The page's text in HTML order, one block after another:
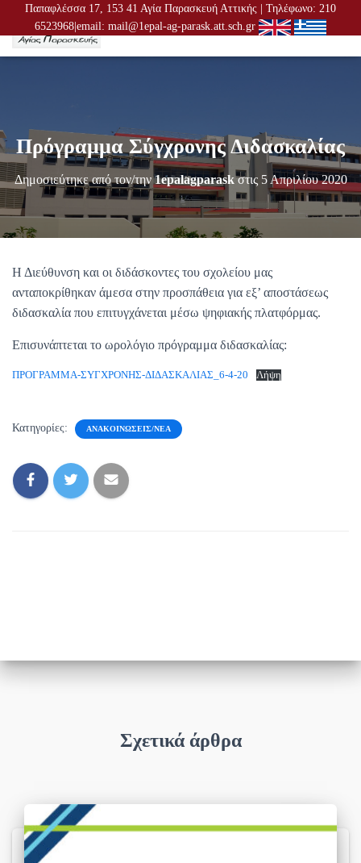
Παπαφλέσσα 17, 153 41 Αγία Παρασκευή Αττικής | Τηλέφωνο: 210
6523968|email: mail@1epal-ag-parask.att.sch.gr
Ν
Ή
Π
Λ
Ο
Η
Πρόγραμμα Σύγχρονης Διδασκαλίας
Δημοσιεύτηκε από τον/την1epalagparaskστις 5 Απριλίου 2020
Η Διεύθυνση και οι διδάσκοντες του σχολείου μας
ανταποκρίθηκαν άμεσα στην προσπάθεια για εξ’ αποστάσεως
διδασκαλία που επιτυγχάνεται μέσω ψηφιακής πλατφόρμας.
Επισυνάπτεται το ωρολόγιο πρόγραμμα διδασκαλίας:
ΠΡΟΓΡΑΜΜΑ-ΣΥΓΧΡΟΝΗΣ-ΔΙΔΑΣΚΑΛΙΑΣ_6-4-20 Λήψη
Κατηγορίες: ΑΝΑΚΟΙΝΏΣΕΙΣ/ΝΈΑ
Σχετικά άρθρα